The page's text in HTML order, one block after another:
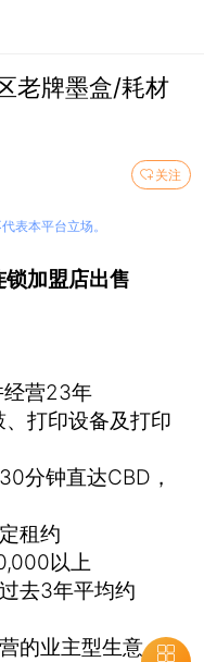
老牌墨盒/耗材
关注
表本平台立场。
加盟店出售
营23年
打印设备及打印
分钟直达CBD，
租约
以上
去3年平均约
的业主型生意